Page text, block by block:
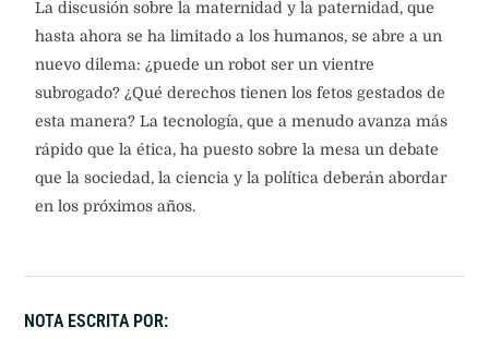
La discusión sobre la maternidad y la paternidad, que
hasta ahora se ha limitado a los humanos, se abre a un
nuevo dilema: ¿puede un robot ser un vientre
subrogado? ¿Qué derechos tienen los fetos gestados de
esta manera? La tecnología, que a menudo avanza más
rápido que la ética, ha puesto sobre la mesa un debate
que la sociedad, la ciencia y la política deberán abordar
en los próximos años.
NOTA ESCRITA POR: